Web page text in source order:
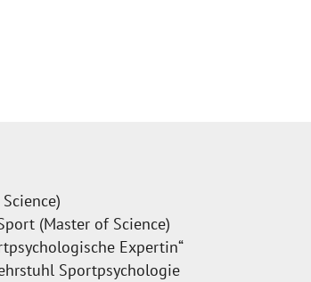
(Master of Science)
Expertin“
Sportpsychologie